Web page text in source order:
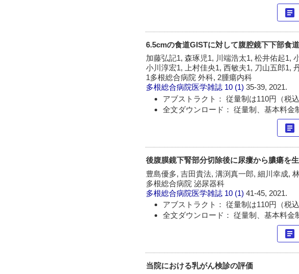
article
6.5cmの食道GISTに対して腹腔鏡下下部食
加藤弘記1, 森琢児1, 川端浩太1, 松井佑起1,
小川淳宏1, 上村佳央1, 西敏夫1, 刀山五郎1,
1多根総合病院 外科, 2腫瘍内科
多根総合病院医学雑誌 10 (1)35-39, 2021.
アブストラクト： 従量制は110円（税
全文ダウンロード： 従量制、基本料金
article
後腹膜鏡下腎部分切除後に尿瘻から膿瘍を
豊島優多, 吉田貴法, 溝渕真一郎, 細川幸成,
多根総合病院 泌尿器科
多根総合病院医学雑誌 10 (1)41-45, 2021.
アブストラクト： 従量制は110円（税
全文ダウンロード： 従量制、基本料金
article
当院における乳がん検診の評価